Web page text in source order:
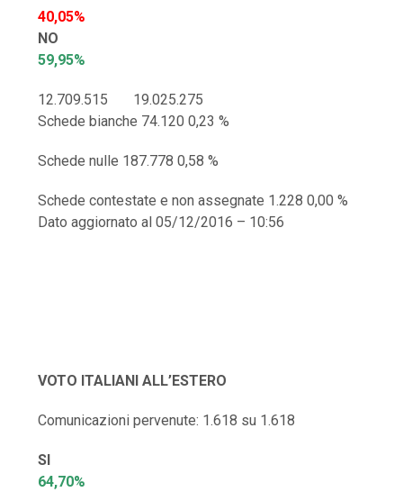
40,05%
NO
59,95%
12.709.515 19.025.275
Schede bianche 74.120 0,23 %
Schede nulle 187.778 0,58 %
Schede contestate e non assegnate 1.228 0,00 %
Dato aggiornato al 05/12/2016 – 10:56
VOTO ITALIANI ALL’ESTERO
Comunicazioni pervenute: 1.618 su 1.618
SI
64,70%